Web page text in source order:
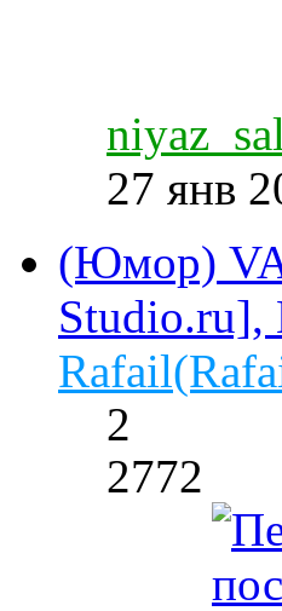
27 янв
(Юмор)
Studio.ru],
2
2772